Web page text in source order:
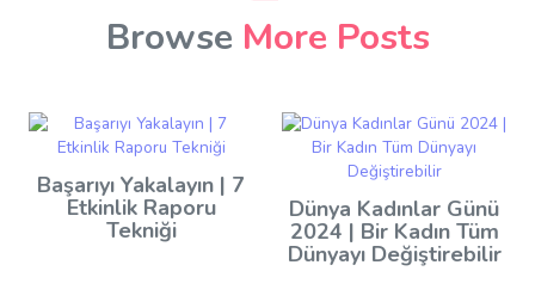
Browse More Posts
Başarıyı Yakalayın | 7
Etkinlik Raporu
Tekniği
Dünya Kadınlar Günü
2024 | Bir Kadın Tüm
Dünyayı Değiştirebilir